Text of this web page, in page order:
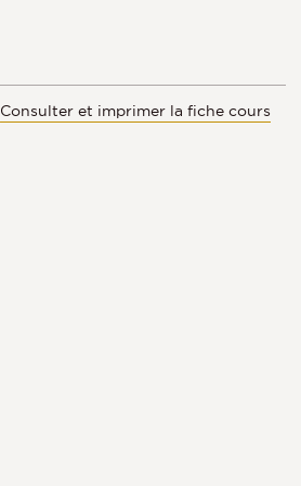
Consulter et imprimer la fiche cours